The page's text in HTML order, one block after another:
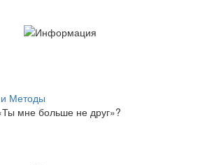
Методы
мне больше не друг»?